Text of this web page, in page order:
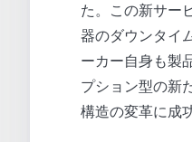
た。この新サー
器のダウンタイ
ーカー自身も製
プション型の新
構造の変革に成